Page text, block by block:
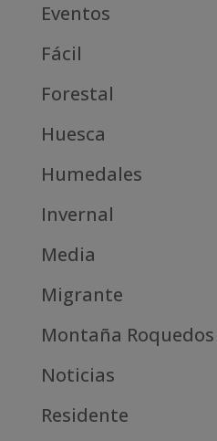
Eventos
Fácil
Forestal
Huesca
Humedales
Invernal
Media
Migrante
Montaña Roquedos
Noticias
Residente